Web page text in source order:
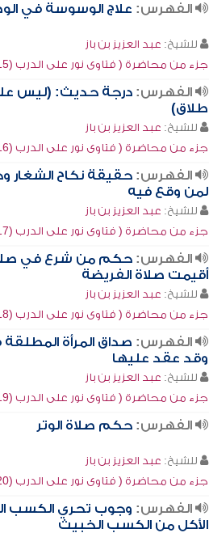
الفهرس: علاج الوسوسة في
للشيخ: عبد العزيز بن باز
جزء من محاضرة ( فتاوى نور على الدرب (315))
الفهرس: درجة حديث: (ليس
طلاق)
للشيخ: عبد العزيز بن باز
جزء من محاضرة ( فتاوى نور على الدرب (316))
الفهرس: حقيقة نكاح الشغار
لمن وقع فيه
للشيخ: عبد العزيز بن باز
جزء من محاضرة ( فتاوى نور على الدرب (317))
الفهرس: حكم من شرع في
أقيمت صلاة الفريضة
للشيخ: عبد العزيز بن باز
جزء من محاضرة ( فتاوى نور على الدرب (318))
الفهرس: صداق المرأة
وقد عقد عليها
للشيخ: عبد العزيز بن باز
جزء من محاضرة ( فتاوى نور على الدرب (319))
الفهرس: حكم صلاة الوتر
للشيخ: عبد العزيز بن باز
جزء من محاضرة ( فتاوى نور على الدرب (320))
الفهرس: وجوب تحري الكسب
الأكل من الكسب الخبيث